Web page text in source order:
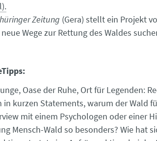
Zeitung (Gera) stellt ein Projekt
Wege zur Rettung des Waldes
Oase der Ruhe, Ort für Legenden:
in kurzen Statements, warum der Wald
mit einem Psychologen oder einer
Mensch-Wald so besonders? Wie hat